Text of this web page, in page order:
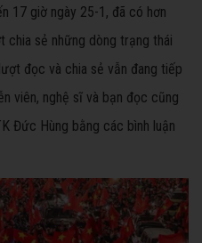
17 giờ ngày 25-1, đã có hơn
sẻ những dòng trạng thái
đọc và chia sẻ vẫn đang tiếp
viên, nghệ sĩ và bạn đọc cũng
Đức Hùng bằng các bình luận